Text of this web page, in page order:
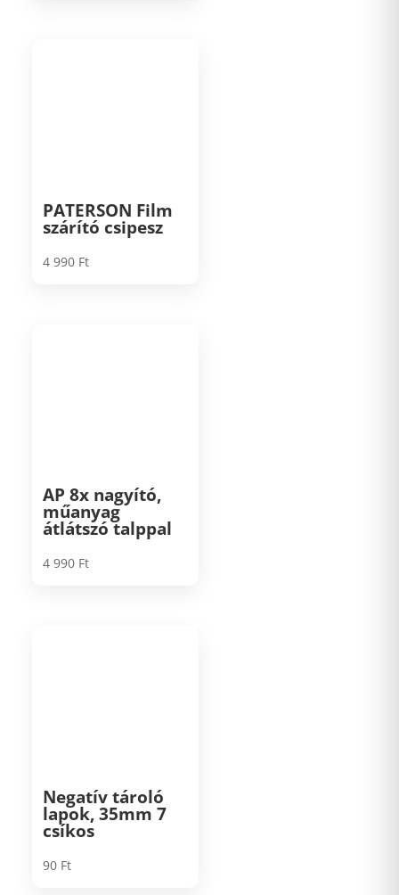
PATERSON Film
szárító csipesz
4 990 Ft
AP 8x nagyító,
műanyag
átlátszó talppal
4 990 Ft
Negatív tároló
lapok, 35mm 7
csíkos
90 Ft